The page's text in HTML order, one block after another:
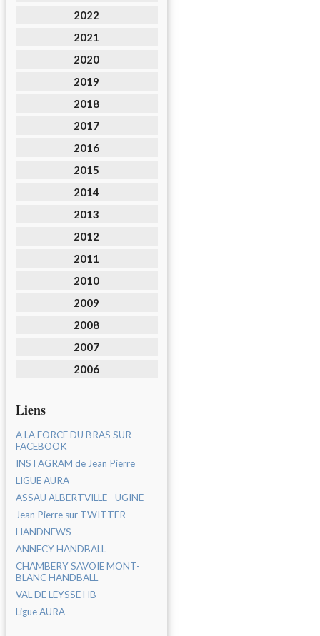
2022
2021
2020
2019
2018
2017
2016
2015
2014
2013
2012
2011
2010
2009
2008
2007
2006
Liens
A LA FORCE DU BRAS SUR
FACEBOOK
INSTAGRAM de Jean Pierre
LIGUE AURA
ASSAU ALBERTVILLE - UGINE
Jean Pierre sur TWITTER
HANDNEWS
ANNECY HANDBALL
CHAMBERY SAVOIE MONT-
BLANC HANDBALL
VAL DE LEYSSE HB
Ligue AURA